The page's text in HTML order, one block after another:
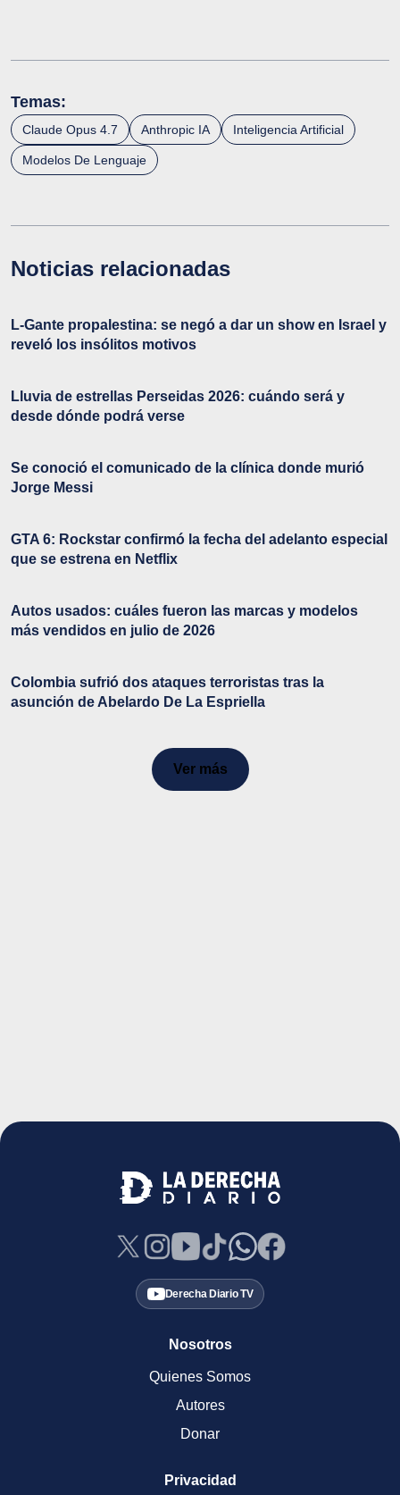
Temas:
Claude Opus 4.7 Anthropic IA Inteligencia Artificial
Modelos De Lenguaje
Noticias relacionadas
L-Gante propalestina: se negó a dar un show en Israel y
reveló los insólitos motivos
Lluvia de estrellas Perseidas 2026: cuándo será y
desde dónde podrá verse
Se conoció el comunicado de la clínica donde murió
Jorge Messi
GTA 6: Rockstar confirmó la fecha del adelanto especial
que se estrena en Netflix
Autos usados: cuáles fueron las marcas y modelos
más vendidos en julio de 2026
Colombia sufrió dos ataques terroristas tras la
asunción de Abelardo De La Espriella
Ver más
Derecha Diario TV
Nosotros
Quienes Somos
Autores
Donar
Privacidad